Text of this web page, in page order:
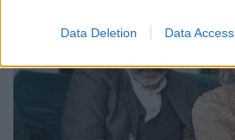
Data Deletion Data Access